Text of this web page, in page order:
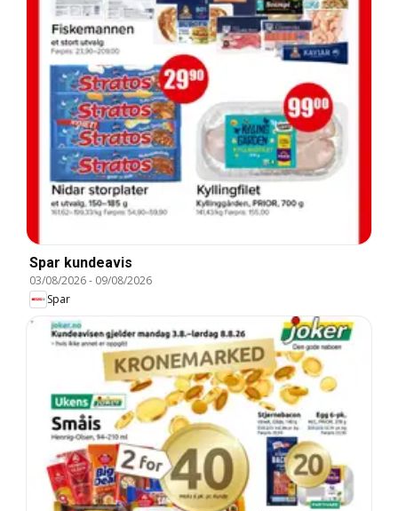
Spar kundeavis
03/08/2026- 09/08/2026
Spar